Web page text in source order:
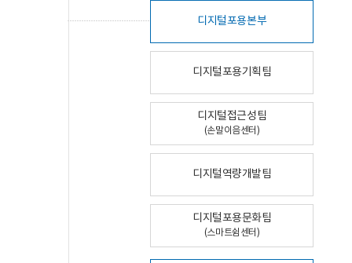
디지털포용본부
디지털포용기획팀
디지털접근성팀
(손말이음센터)
디지털역량개발팀
디지털포용문화팀
(스마트쉼센터)